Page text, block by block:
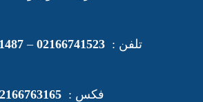
تلفن :02166741523
–
فکس :